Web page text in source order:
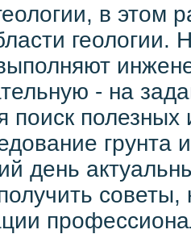
в этом
- на
поиск
грунта
день
советы,